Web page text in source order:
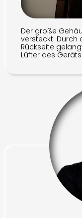
Der große
versteckt. Durch
Rückseite
Lüfter des Geräts.